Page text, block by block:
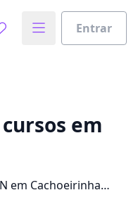
Entrar
seus estudos
em
em Cachoeirinha